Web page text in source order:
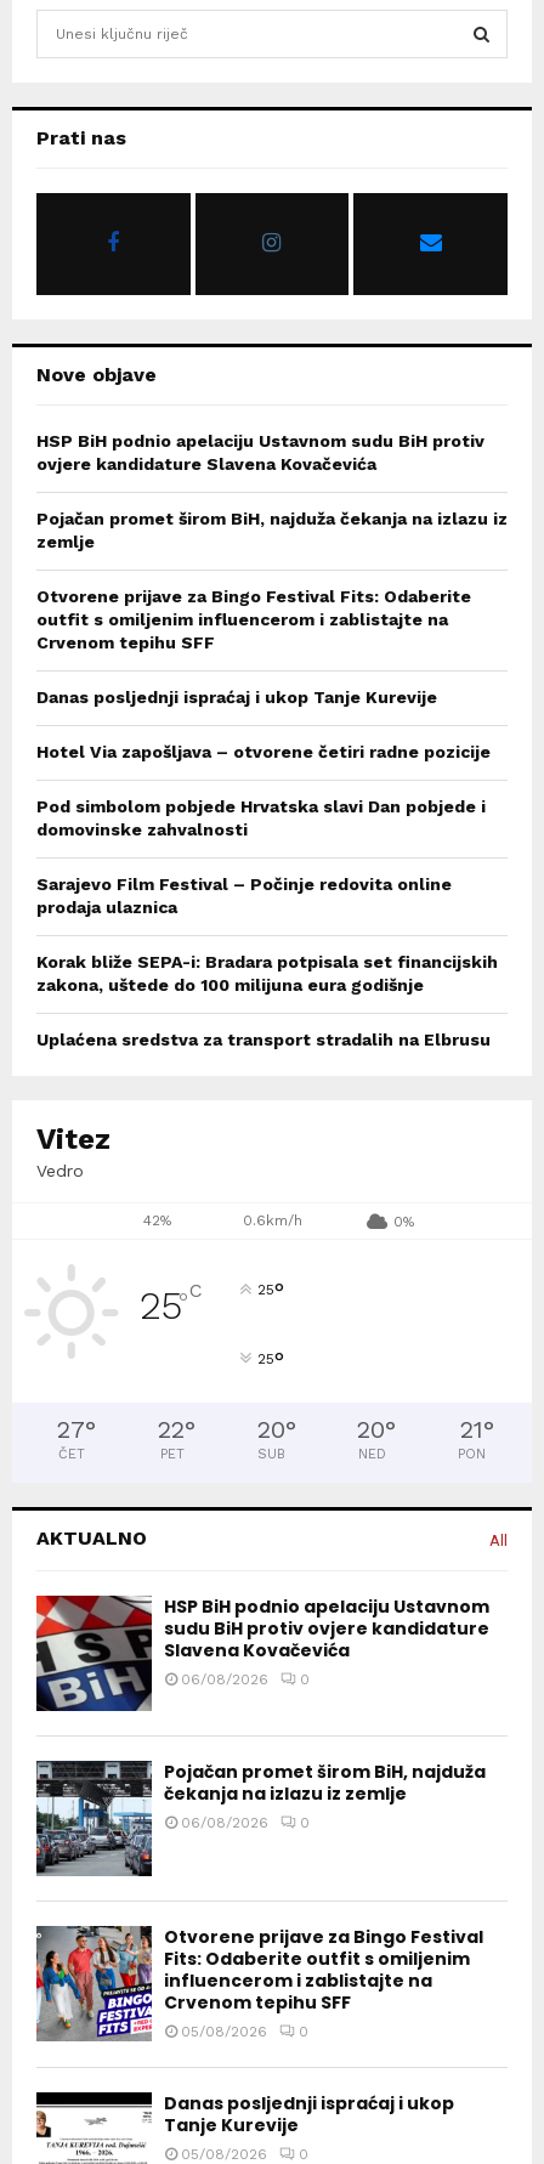
hPrati nas
Nove objave
HSP BiH podnio apelaciju Ustavnom sudu BiH protiv
ovjere kandidature Slavena Kovačevića
Pojačan promet širom BiH, najduža čekanja na izlazu iz
zemlje
Otvorene prijave za Bingo Festival Fits: Odaberite
outfit s omiljenim influencerom i zablistajte na
Crvenom tepihu SFF
Danas posljednji ispraćaj i ukop Tanje Kurevije
Hotel Via zapošljava – otvorene četiri radne pozicije
Pod simbolom pobjede Hrvatska slavi Dan pobjede i
domovinske zahvalnosti
Sarajevo Film Festival – Počinje redovita online
prodaja ulaznica
Korak bliže SEPA-i: Bradara potpisala set financijskih
zakona, uštede do 100 milijuna eura godišnje
Uplaćena sredstva za transport stradalih na Elbrusu
Vitez
Vedro
42% 0.6km/h 0%
25°C 25°
25°
27°
ČET
22°
PET
20°
SUB
20°
NED
21°
PON
AKTUALNO All
HSP BiH podnio apelaciju Ustavnom
sudu BiH protiv ovjere kandidature
Slavena Kovačevića
06/08/2026 0
Pojačan promet širom BiH, najduža
čekanja na izlazu iz zemlje
06/08/2026 0
Otvorene prijave za Bingo Festival
Fits: Odaberite outfit s omiljenim
influencerom i zablistajte na
Crvenom tepihu SFF
05/08/2026 0
Danas posljednji ispraćaj i ukop
Tanje Kurevije
05/08/2026 0